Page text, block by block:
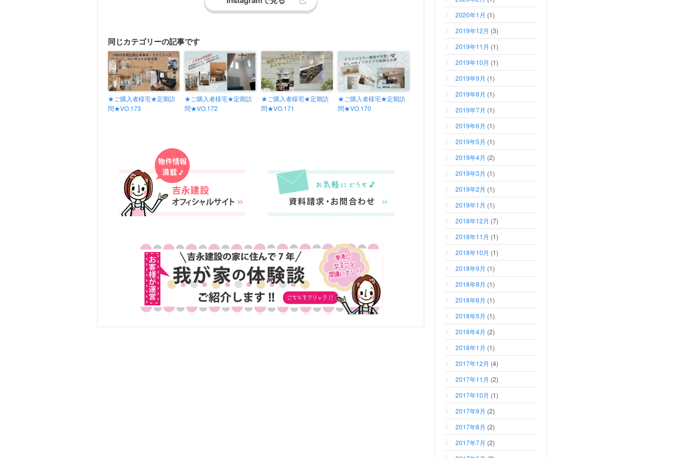
同じカテゴリーの記事です
同じカテゴリーの記事がありません
★ご購入者様宅★定期訪
問★VO.173
★ご購入者様宅★定期訪
問★VO.172
★ご購入者様宅★定期訪
問★VO.171
★ご購入者様宅★定期訪
問★VO.170
2020年1月 (1)
2019年12月 (3)
2019年11月 (1)
2019年10月 (1)
2019年9月 (1)
2019年8月 (1)
2019年7月 (1)
2019年6月 (1)
2019年5月 (1)
2019年4月 (2)
2019年3月 (1)
2019年2月 (1)
2019年1月 (1)
2018年12月 (7)
2018年11月 (1)
2018年10月 (1)
2018年9月 (1)
2018年8月 (1)
2018年6月 (1)
2018年5月 (1)
2018年4月 (2)
2018年1月 (1)
2017年12月 (4)
2017年11月 (2)
2017年10月 (1)
2017年9月 (2)
2017年8月 (2)
2017年7月 (2)